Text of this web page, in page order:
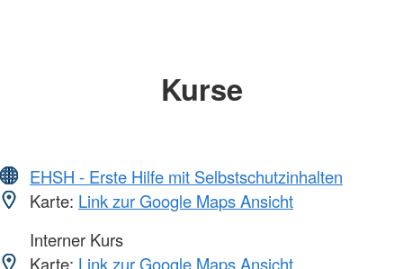
Kurse
EHSH - Erste Hilfe mit Selbstschutzinhalten
Karte: Link zur Google Maps Ansicht
Interner Kurs
Karte: Link zur Google Maps Ansicht